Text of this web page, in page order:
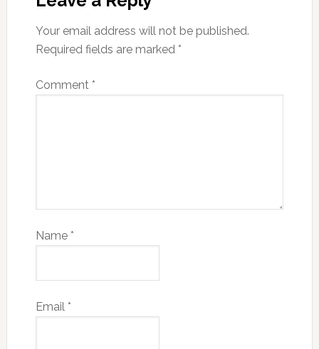
Your email address will not be published.
Required fields are marked *
Comment *
Name *
Email *